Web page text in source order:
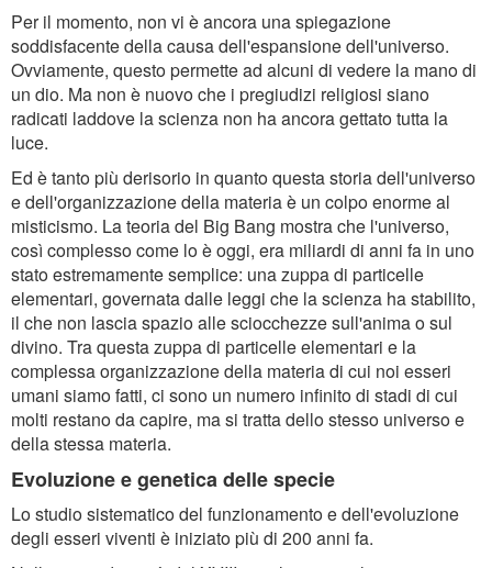
Per il momento, non vi è ancora una spiegazione
soddisfacente della causa dell'espansione dell'universo.
Ovviamente, questo permette ad alcuni di vedere la mano di
un dio. Ma non è nuovo che i pregiudizi religiosi siano
radicati laddove la scienza non ha ancora gettato tutta la
luce.
Ed è tanto più derisorio in quanto questa storia dell'universo
e dell'organizzazione della materia è un colpo enorme al
misticismo. La teoria del Big Bang mostra che l'universo,
così complesso come lo è oggi, era miliardi di anni fa in uno
stato estremamente semplice: una zuppa di particelle
elementari, governata dalle leggi che la scienza ha stabilito,
il che non lascia spazio alle sciocchezze sull'anima o sul
divino. Tra questa zuppa di particelle elementari e la
complessa organizzazione della materia di cui noi esseri
umani siamo fatti, ci sono un numero infinito di stadi di cui
molti restano da capire, ma si tratta dello stesso universo e
della stessa materia.
Evoluzione e genetica delle specie
Lo studio sistematico del funzionamento e dell'evoluzione
degli esseri viventi è iniziato più di 200 anni fa.